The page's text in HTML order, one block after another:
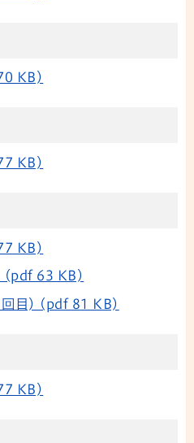
KB)
KB)
KB)
(pdf 63 KB)
回目) (pdf 81 KB)
KB)